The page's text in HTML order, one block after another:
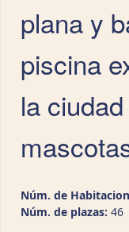
plana y
piscina
la
Núm. de
Núm. de plazas: 46